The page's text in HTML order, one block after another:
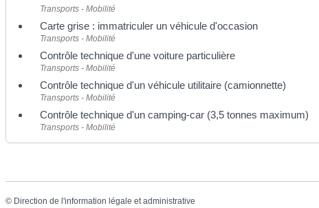
Transports - Mobilité
Carte grise : immatriculer un véhicule d'occasion
Transports - Mobilité
Contrôle technique d'une voiture particulière
Transports - Mobilité
Contrôle technique d'un véhicule utilitaire (camionnette)
Transports - Mobilité
Contrôle technique d'un camping-car (3,5 tonnes maximum)
Transports - Mobilité
© Direction de l'information légale et administrative